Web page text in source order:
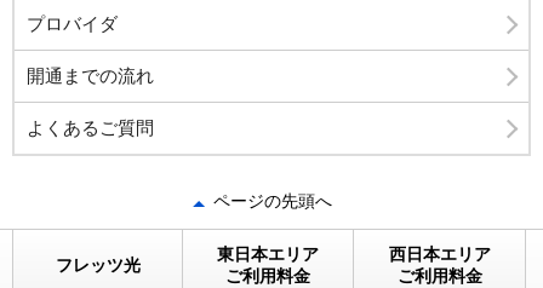
プロバイダ
開通までの流れ
よくあるご質問
ページの先頭へ
フレッツ光
東日本エリア
ご利用料金
西日本エリア
ご利用料金